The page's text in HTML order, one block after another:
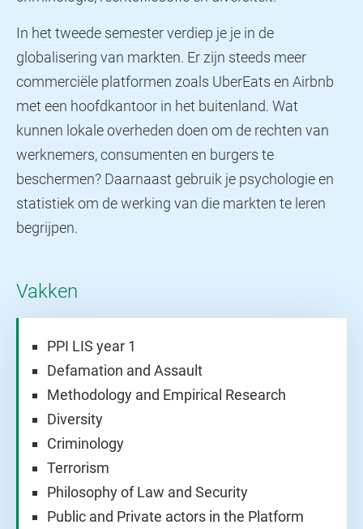
In het tweede semester verdiep je je in de
globalisering van markten. Er zijn steeds meer
commerciële platformen zoals UberEats en Airbnb
met een hoofdkantoor in het buitenland. Wat
kunnen lokale overheden doen om de rechten van
werknemers, consumenten en burgers te
beschermen? Daarnaast gebruik je psychologie en
statistiek om de werking van die markten te leren
begrijpen.
Vakken
PPI LIS year 1
Defamation and Assault
Methodology and Empirical Research
Diversity
Criminology
Terrorism
Philosophy of Law and Security
Public and Private actors in the Platform